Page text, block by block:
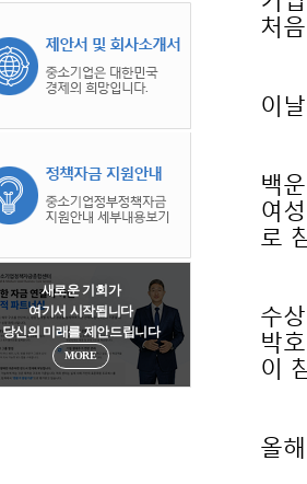
새로운 기회가
여기서 시작됩니다
당신의 미래를 제안드립니다
MORE
처
이
로
이
올